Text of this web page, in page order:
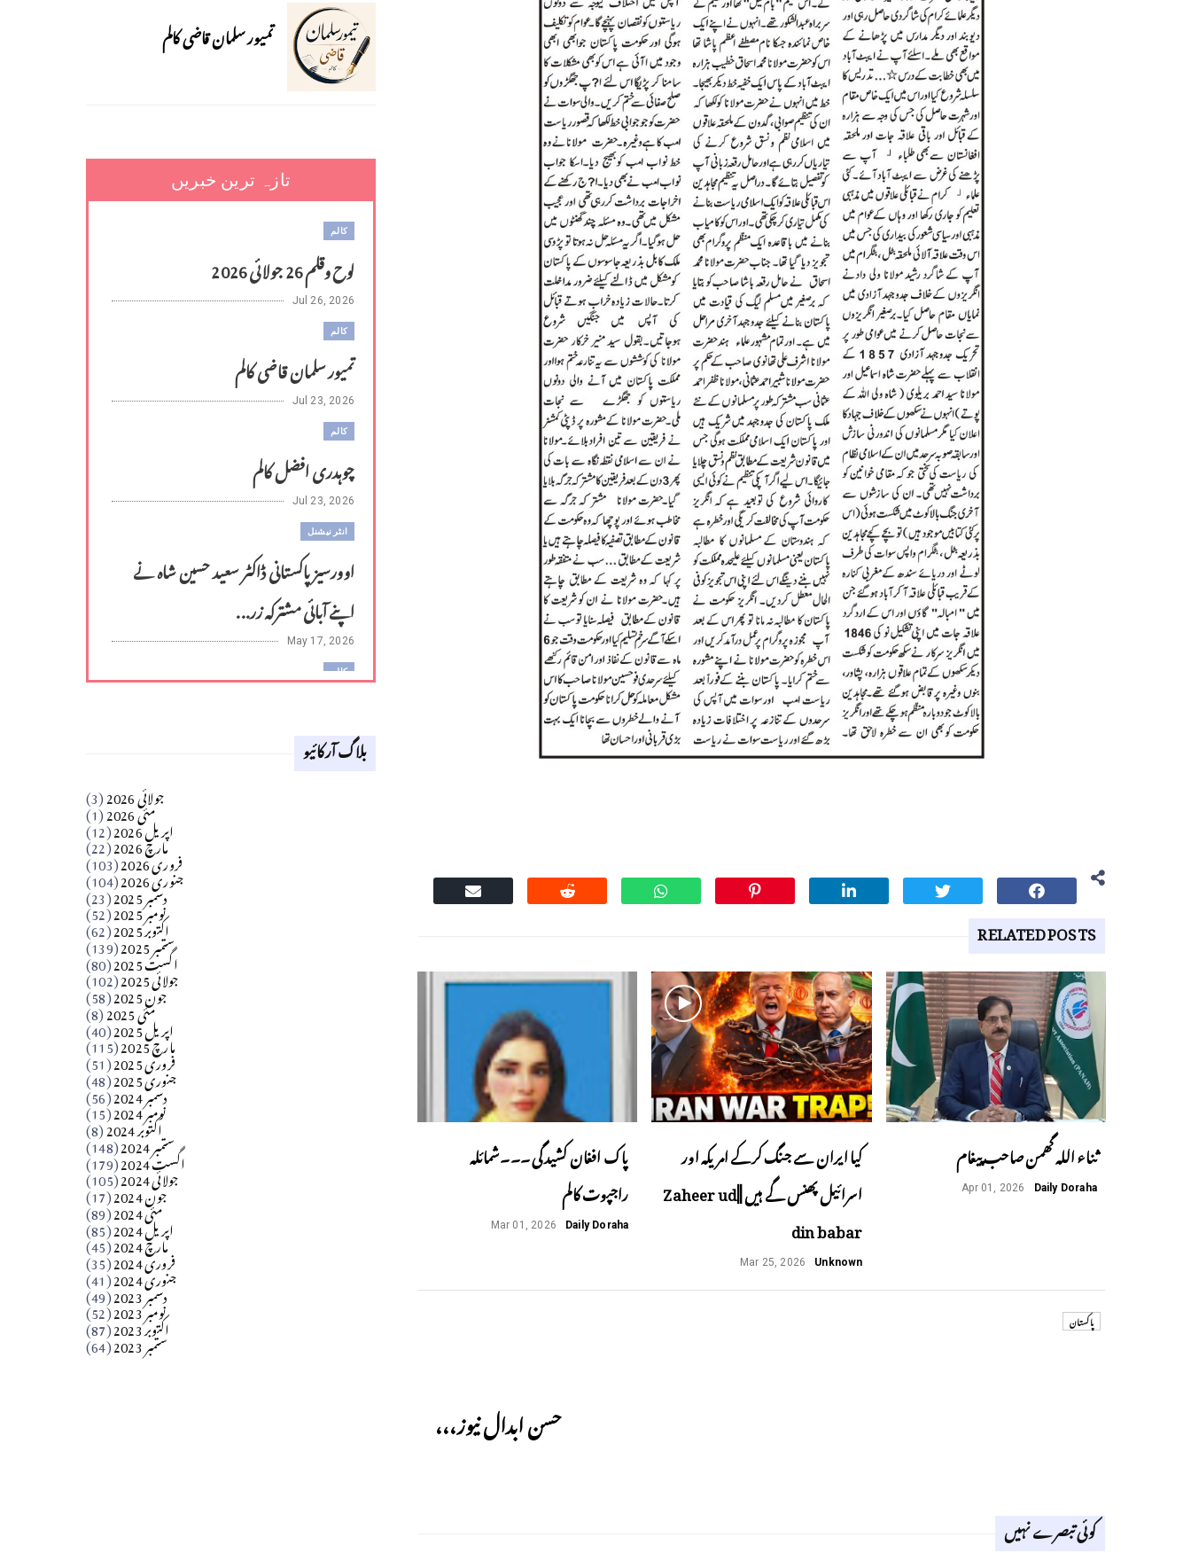
RELATED POSTS
ثناء اللہ گھمن صاحب پیغام
Daily Doraha
Apr 01, 2026
کیا ایران سے جنگ کرکے امریکہ اور
اسرائیل پھنس گے ہیں ||Zaheer ud
din babar
Unknown
Mar 25, 2026
پاک افغان کشیدگی ۔۔۔شمائلہ
راجپوت کالم
Daily Doraha
Mar 01, 2026
پاکستان
حسن ابدال نیوز،،،
کوئی تبصرے نہیں
تمیور سلمان قاضی کالم
تازہ ترین خبریں
کالم
لوح وقلم 26 جولائی 2026
Jul 26, 2026
کالم
تمیور سلمان قاضی کالم
Jul 23, 2026
کالم
چوہدری افضل کالم
Jul 23, 2026
انٹر نیشنل
اوورسیز پاکستانی ڈاکٹر سعید حسین شاہ نے
اپنے آبائی مشترکہ زر...
May 17, 2026
کالم
Apr 18, 2026
آزاد کشمیر جیسے احتجاج کی ضرورت ہے؟
​تحریر: عاصم نواز طاہرخیلی (غازی/ہری پور)
بلاگ آرکائیو
جولائی 2026 (3) مئی 2026 (1) اپریل 2026 (12) مارچ 2026 (22) فروری 2026 (103) جنوری 2026 (104) دسمبر 2025 (23) نومبر 2025 (52) اکتوبر 2025 (62) ستمبر 2025 (139) اگست 2025 (80) جولائی 2025 (102) جون 2025 (58) مئی 2025 (8) اپریل 2025 (40) مارچ 2025 (115) فروری 2025 (51) جنوری 2025 (48) دسمبر 2024 (56) نومبر 2024 (15) اکتوبر 2024 (8) ستمبر 2024 (148) اگست 2024 (179) جولائی 2024 (105) جون 2024 (17) مئی 2024 (89) اپریل 2024 (85) مارچ 2024 (45) فروری 2024 (35) جنوری 2024 (41) دسمبر 2023 (49) نومبر 2023 (52) اکتوبر 2023 (87) ستمبر 2023 (64)